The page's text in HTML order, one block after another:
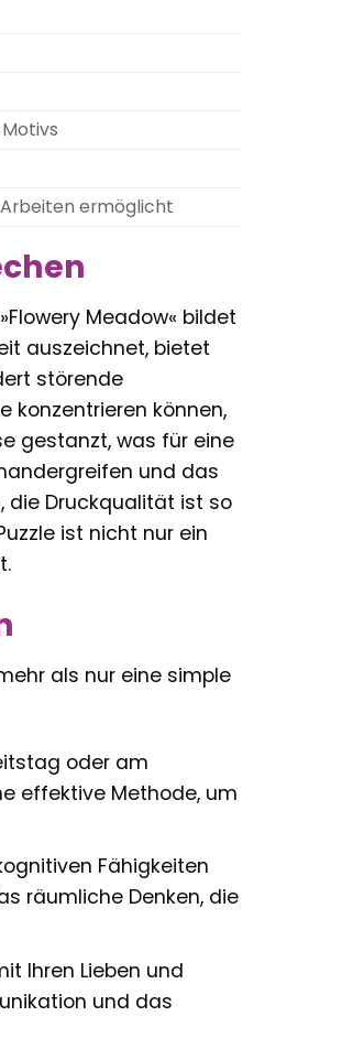
ermöglicht
Meadow« bildet
auszeichnet, bietet
störende
konzentrieren können,
gestanzt, was für eine
und das
die Druckqualität ist so
ist nicht nur ein
als nur eine simple
oder am
effektive Methode, um
Fähigkeiten
räumliche Denken, die
Ihren Lieben und
und das